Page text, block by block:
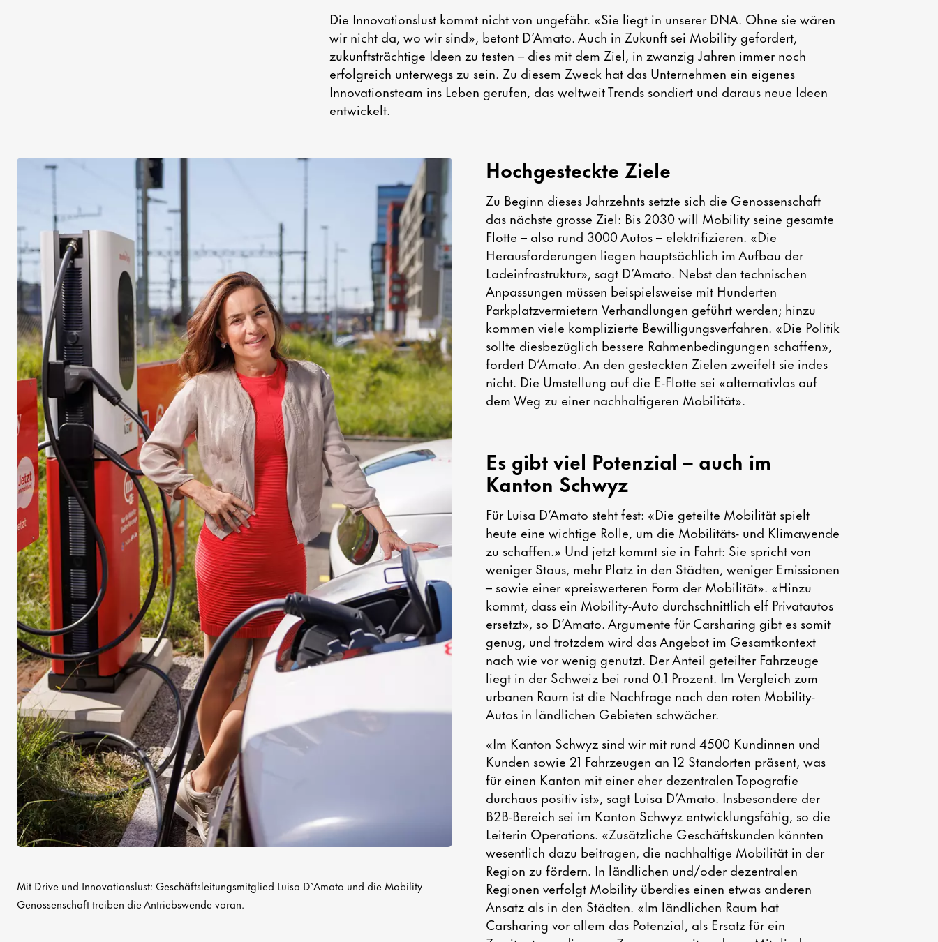
Die Innovationslust kommt nicht von ungefähr. «Sie liegt in unserer DNA. Ohne sie wären
wir nicht da, wo wir sind», betont D’Amato. Auch in Zukunft sei Mobility gefordert,
zukunftsträchtige Ideen zu testen – dies mit dem Ziel, in zwanzig Jahren immer noch
erfolgreich unterwegs zu sein. Zu diesem Zweck hat das Unternehmen ein eigenes
Innovationsteam ins Leben gerufen, das weltweit Trends sondiert und daraus neue Ideen
entwickelt.
Mit Drive und Innovationslust: Geschäftsleitungsmitglied Luisa D`Amato und die Mobility-
Genossenschaft treiben die Antriebswende voran.
Hochgesteckte Ziele
Zu Beginn dieses Jahrzehnts setzte sich die Genossenschaft
das nächste grosse Ziel: Bis 2030 will Mobility seine gesamte
Flotte – also rund 3000 Autos – elektrifizieren. «Die
Herausforderungen liegen hauptsächlich im Aufbau der
Ladeinfrastruktur», sagt D’Amato. Nebst den technischen
Anpassungen müssen beispielsweise mit Hunderten
Parkplatzvermietern Verhandlungen geführt werden; hinzu
kommen viele komplizierte Bewilligungsverfahren. «Die Politik
sollte diesbezüglich bessere Rahmenbedingungen schaffen»,
fordert D’Amato. An den gesteckten Zielen zweifelt sie indes
nicht. Die Umstellung auf die E-Flotte sei «alternativlos auf
dem Weg zu einer nachhaltigeren Mobilität».
Es gibt viel Potenzial – auch im
Kanton Schwyz
Für Luisa D’Amato steht fest: «Die geteilte Mobilität spielt
heute eine wichtige Rolle, um die Mobilitäts- und Klimawende
zu schaffen.» Und jetzt kommt sie in Fahrt: Sie spricht von
weniger Staus, mehr Platz in den Städten, weniger Emissionen
– sowie einer «preiswerteren Form der Mobilität». «Hinzu
kommt, dass ein Mobility-Auto durchschnittlich elf Privatautos
ersetzt», so D’Amato. Argumente für Carsharing gibt es somit
genug, und trotzdem wird das Angebot im Gesamtkontext
nach wie vor wenig genutzt. Der Anteil geteilter Fahrzeuge
liegt in der Schweiz bei rund 0.1 Prozent. Im Vergleich zum
urbanen Raum ist die Nachfrage nach den roten Mobility-
Autos in ländlichen Gebieten schwächer.
«Im Kanton Schwyz sind wir mit rund 4500 Kundinnen und
Kunden sowie 21 Fahrzeugen an 12 Standorten präsent, was
für einen Kanton mit einer eher dezentralen Topografie
durchaus positiv ist», sagt Luisa D’Amato. Insbesondere der
B2B-Bereich sei im Kanton Schwyz entwicklungsfähig, so die
Leiterin Operations. «Zusätzliche Geschäftskunden könnten
wesentlich dazu beitragen, die nachhaltige Mobilität in der
Region zu fördern. In ländlichen und/oder dezentralen
Regionen verfolgt Mobility überdies einen etwas anderen
Ansatz als in den Städten. «Im ländlichen Raum hat
Carsharing vor allem das Potenzial, als Ersatz für ein